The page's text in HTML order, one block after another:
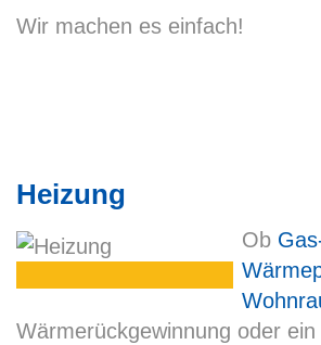
Wir machen es einfach!
Heizung
Ob
Wärmerückgewinnung oder